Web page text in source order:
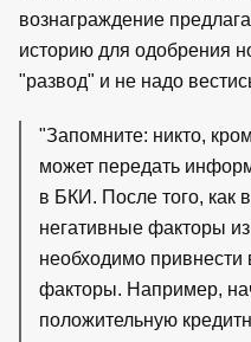
вознаграждение
историю для одобрения
"развод" и не надо
"Запомните: никто,
может передать
в БКИ. После того, как
негативные факторы
необходимо
факторы. Например,
положительную